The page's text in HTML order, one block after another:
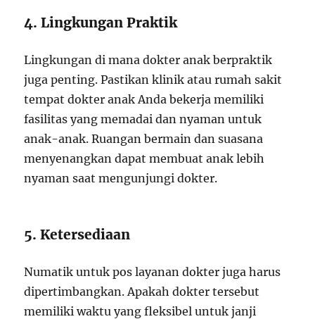
4. Lingkungan Praktik
Lingkungan di mana dokter anak berpraktik
juga penting. Pastikan klinik atau rumah sakit
tempat dokter anak Anda bekerja memiliki
fasilitas yang memadai dan nyaman untuk
anak-anak. Ruangan bermain dan suasana
menyenangkan dapat membuat anak lebih
nyaman saat mengunjungi dokter.
5. Ketersediaan
Numatik untuk pos layanan dokter juga harus
dipertimbangkan. Apakah dokter tersebut
memiliki waktu yang fleksibel untuk janji